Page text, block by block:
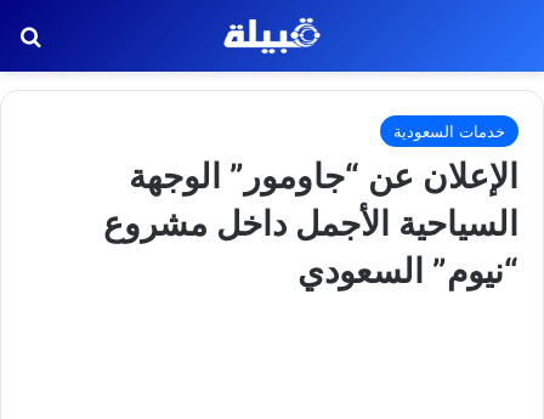
خدمات السعودية
الإعلان عن “جاومور” الوجهة
السياحية الأجمل داخل مشروع
“نيوم” السعودي